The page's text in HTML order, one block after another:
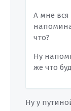
А мне вся
что?
Ну
же что
Ну у